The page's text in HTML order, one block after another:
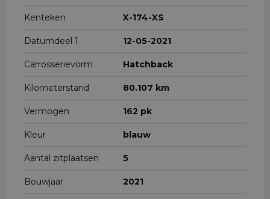
Kenteken X-174-XS
Datumdeel 1 12-05-2021
Carrosserievorm Hatchback
Kilometerstand 80.107 km
Vermogen 162 pk
Kleur blauw
Aantal zitplaatsen 5
Bouwjaar 2021